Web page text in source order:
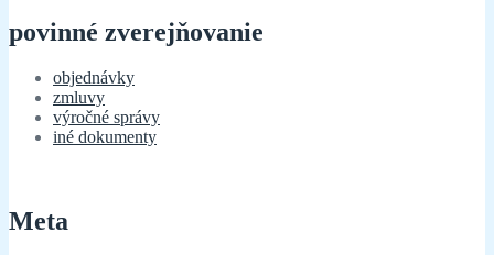
povinné zverejňovanie
objednávky
zmluvy
výročné správy
iné dokumenty
Meta